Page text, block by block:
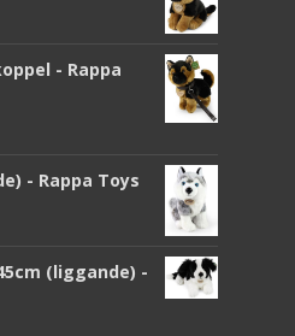
- Rappa
- Rappa Toys
(liggande) -